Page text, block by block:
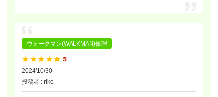
ウォークマン(WALKMAN)修理
2024/10/30
投稿者 : riko